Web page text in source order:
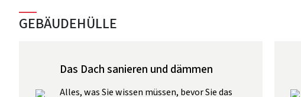
GEBÄUDEHÜLLE
Das Dach sanieren und dämmen
Alles, was Sie wissen müssen, bevor Sie das